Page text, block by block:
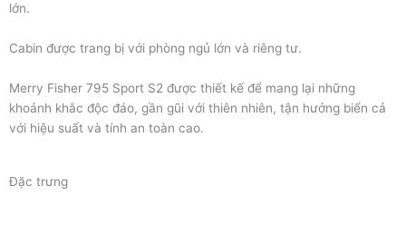
lớn.
Cabin được trang bị với phòng ngủ lớn và riêng tư.
Merry Fisher 795 Sport S2 được thiết kế để mang lại những
khoảnh khắc độc đáo, gần gũi với thiên nhiên, tận hưởng biển cả
với hiệu suất và tính an toàn cao.
Đặc trưng